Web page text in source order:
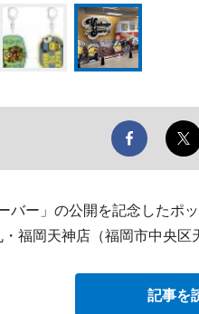
バー」の公開を記念したポ
福岡天神店（福岡市中央区
記事を